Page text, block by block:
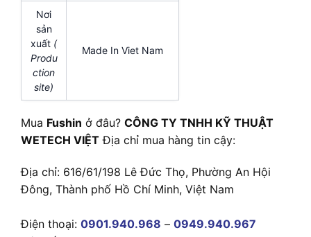
Nơi
sản
xuất (
Produ
ction
site)
Made In Viet Nam
Mua Fushin ở đâu? CÔNG TY TNHH KỸ THUẬT
WETECH VIỆT Địa chỉ mua hàng tin cậy:
Địa chỉ: 616/61/198 Lê Đức Thọ, Phường An Hội
Đông, Thành phố Hồ Chí Minh, Việt Nam
Điện thoại: 0901.940.968 – 0949.940.967